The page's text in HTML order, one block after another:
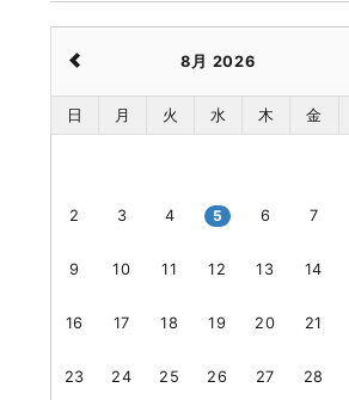
8月 2026
日 月 火 水 木 金
2 3 4 5 6 7
9 10 11 12 13 14
16 17 18 19 20 21
23 24 25 26 27 28